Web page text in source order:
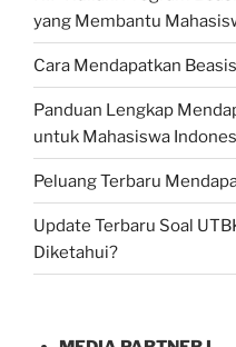
yang Membantu
Cara Mendapatkan
Panduan Lengkap
untuk Mahasiswa
Peluang Terbaru
Update Terbaru Soal
Diketahui?